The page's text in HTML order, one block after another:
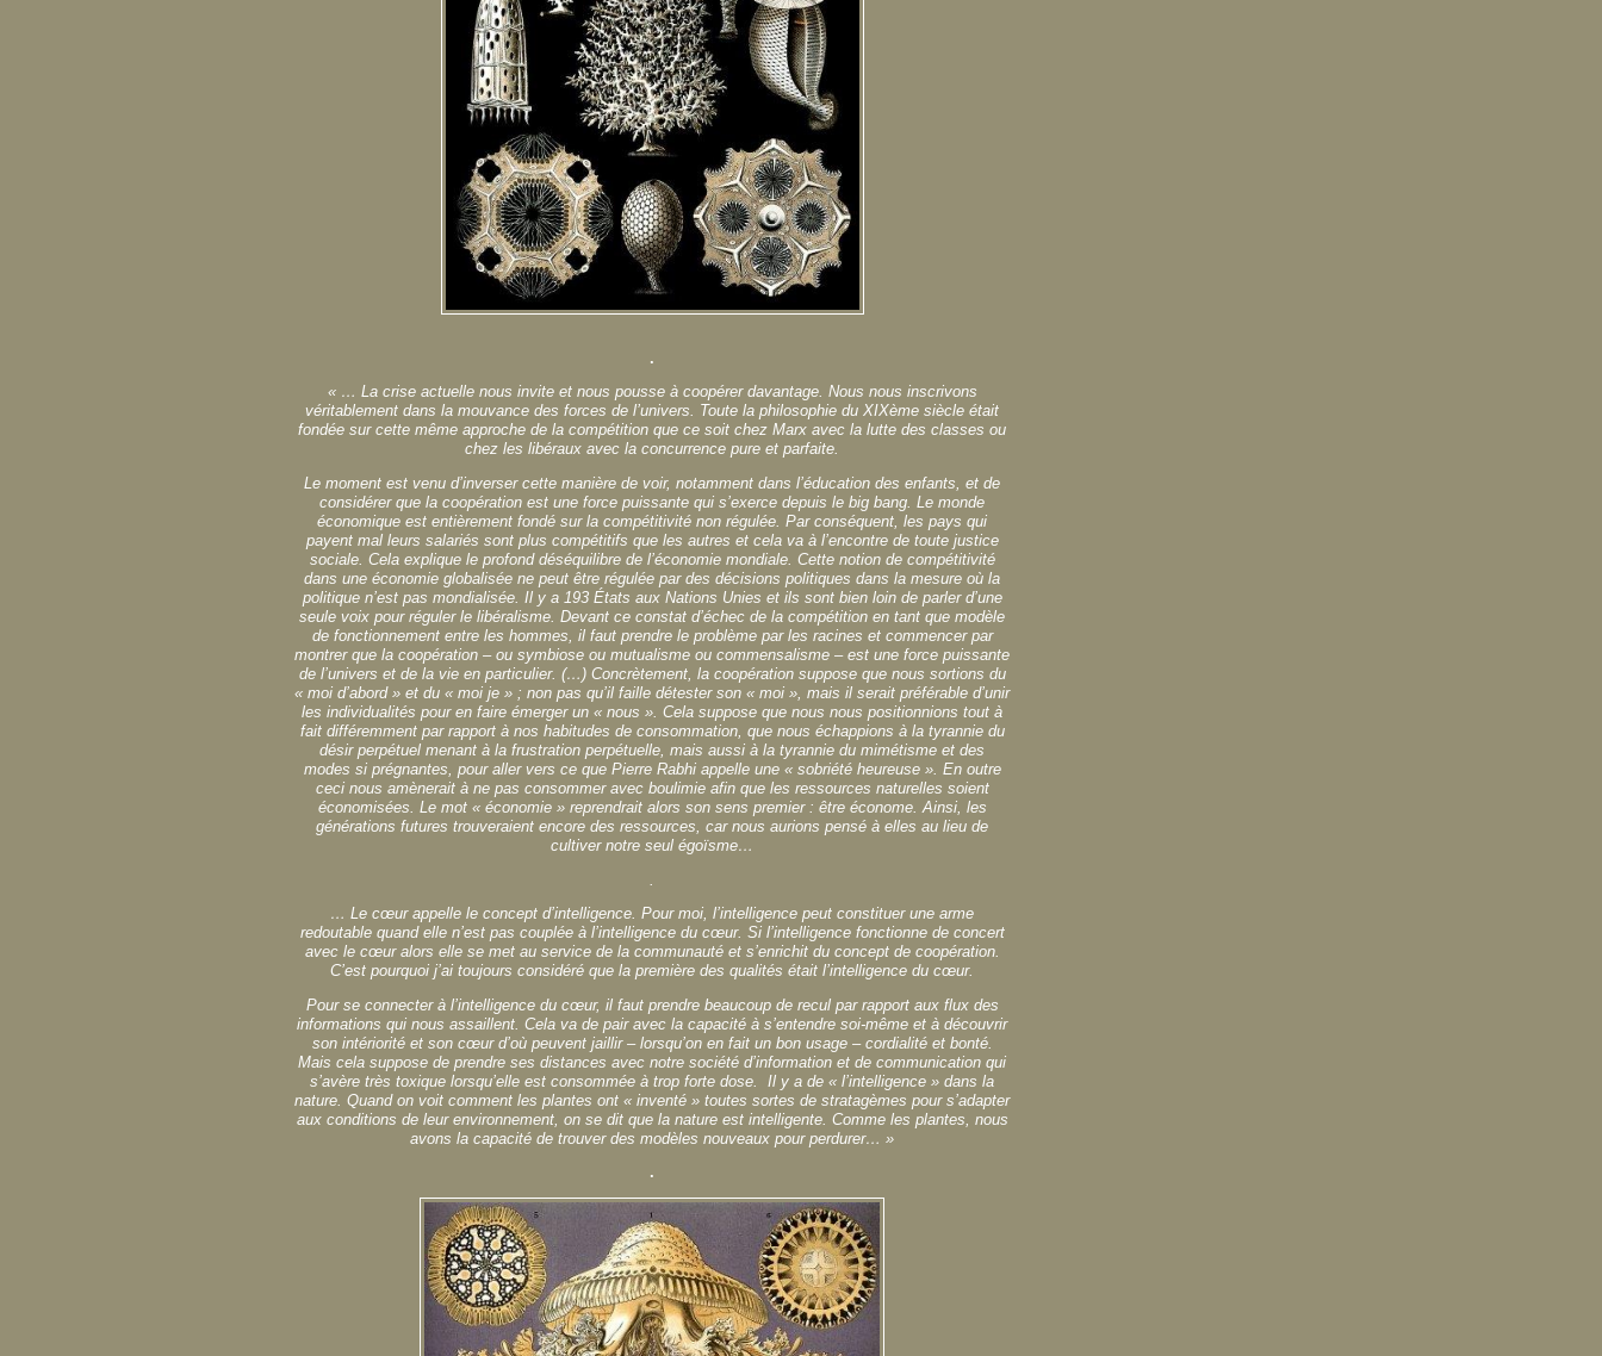
.
« … La crise actuelle nous invite et nous pousse à coopérer davantage. Nous nous inscrivons
véritablement dans la mouvance des forces de l’univers. Toute la philosophie du XIXème siècle était
fondée sur cette même approche de la compétition que ce soit chez Marx avec la lutte des classes ou
chez les libéraux avec la concurrence pure et parfaite.
Le moment est venu d’inverser cette manière de voir, notamment dans l’éducation des enfants, et de
considérer que la coopération est une force puissante qui s’exerce depuis le big bang. Le monde
économique est entièrement fondé sur la compétitivité non régulée. Par conséquent, les pays qui
payent mal leurs salariés sont plus compétitifs que les autres et cela va à l’encontre de toute justice
sociale. Cela explique le profond déséquilibre de l’économie mondiale. Cette notion de compétitivité
dans une économie globalisée ne peut être régulée par des décisions politiques dans la mesure où la
politique n’est pas mondialisée. Il y a 193 États aux Nations Unies et ils sont bien loin de parler d’une
seule voix pour réguler le libéralisme. Devant ce constat d’échec de la compétition en tant que modèle
de fonctionnement entre les hommes, il faut prendre le problème par les racines et commencer par
montrer que la coopération – ou symbiose ou mutualisme ou commensalisme – est une force puissante
de l’univers et de la vie en particulier. (…) Concrètement, la coopération suppose que nous sortions du
« moi d’abord » et du « moi je » ; non pas qu’il faille détester son « moi », mais il serait préférable d’unir
les individualités pour en faire émerger un « nous ». Cela suppose que nous nous positionnions tout à
fait différemment par rapport à nos habitudes de consommation, que nous échappions à la tyrannie du
désir perpétuel menant à la frustration perpétuelle, mais aussi à la tyrannie du mimétisme et des
modes si prégnantes, pour aller vers ce que Pierre Rabhi appelle une « sobriété heureuse ». En outre
ceci nous amènerait à ne pas consommer avec boulimie afin que les ressources naturelles soient
économisées. Le mot « économie » reprendrait alors son sens premier : être économe. Ainsi, les
générations futures trouveraient encore des ressources, car nous aurions pensé à elles au lieu de
cultiver notre seul égoïsme…
… Le cœur appelle le concept d’intelligence. Pour moi, l’intelligence peut constituer une arme
redoutable quand elle n’est pas couplée à l’intelligence du cœur. Si l’intelligence fonctionne de concert
avec le cœur alors elle se met au service de la communauté et s’enrichit du concept de coopération.
C’est pourquoi j’ai toujours considéré que la première des qualités était l’intelligence du cœur.
Pour se connecter à l’intelligence du cœur, il faut prendre beaucoup de recul par rapport aux flux des
informations qui nous assaillent. Cela va de pair avec la capacité à s’entendre soi-même et à découvrir
son intériorité et son cœur d’où peuvent jaillir – lorsqu’on en fait un bon usage – cordialité et bonté.
Mais cela suppose de prendre ses distances avec notre société d’information et de communication qui
s’avère très toxique lorsqu’elle est consommée à trop forte dose. Il y a de « l’intelligence » dans la
nature. Quand on voit comment les plantes ont « inventé » toutes sortes de stratagèmes pour s’adapter
aux conditions de leur environnement, on se dit que la nature est intelligente. Comme les plantes, nous
avons la capacité de trouver des modèles nouveaux pour perdurer… »
.